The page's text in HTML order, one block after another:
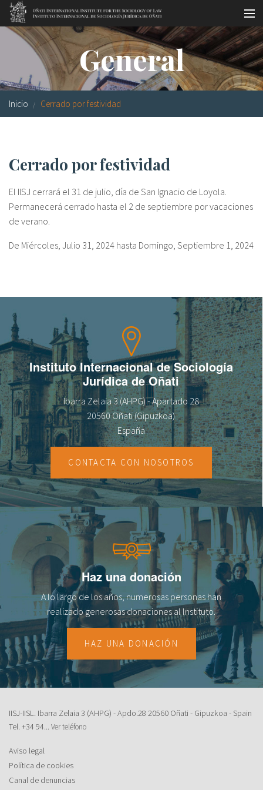
Pasar al contenido principal
Master oficial
Workshops
Visitas
Biblioteca
Sociología jurídica
Becas
Investigación
Equipo
Residencia Antia
FAQ
Oñati
Calendario
Galería de fotos
es
eu
General
Inicio Cerrado por festividad
Cerrado por festividad
El IISJ cerrará el 31 de julio, día de San Ignacio de Loyola.
Permanecerá cerrado hasta el 2 de septiembre por vacaciones
de verano.
De Miércoles, Julio 31, 2024 hasta Domingo, Septiembre 1, 2024
Instituto Internacional de Sociología
Jurídica de Oñati
Ibarra Zelaia 3 (AHPG) - Apartado 28
20560 Oñati (Gipuzkoa)
España
CONTACTA CON NOSOTROS
Haz una donación
A lo largo de los años, numerosas personas han
realizado generosas donaciones al lnstituto.
HAZ UNA DONACIÓN
IISJ-IISL. Ibarra Zelaia 3 (AHPG) - Apdo.28 20560 Oñati - Gipuzkoa - Spain
Tel. +34 94... Ver teléfono
Aviso legal
Política de cookies
Canal de denuncias